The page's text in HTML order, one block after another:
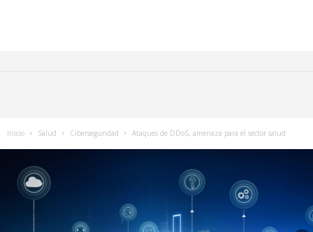
Inicio Salud Ciberseguridad Ataques de DDoS, amenaza para el sector salud